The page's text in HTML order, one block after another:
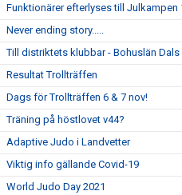
Funktionärer efterlyses till Julkampen
Never ending story.....
Till distriktets klubbar - Bohuslän
Resultat Trollträffen
Dags för Trollträffen 6 & 7 nov!
Träning på höstlovet v44?
Adaptive Judo i Landvetter
Viktig info gällande Covid-19
World Judo Day 2021